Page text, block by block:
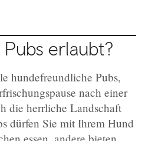
erlaubt?
hundefreundliche Pubs,
nach einer
die herrliche Landschaft
dürfen Sie mit Ihrem Hund